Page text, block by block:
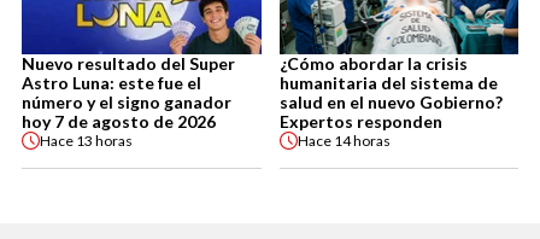
Nuevo resultado del Super
Astro Luna: este fue el
número y el signo ganador
hoy 7 de agosto de 2026
Hace 13 horas
¿Cómo abordar la crisis
humanitaria del sistema de
salud en el nuevo Gobierno?
Expertos responden
Hace 14 horas